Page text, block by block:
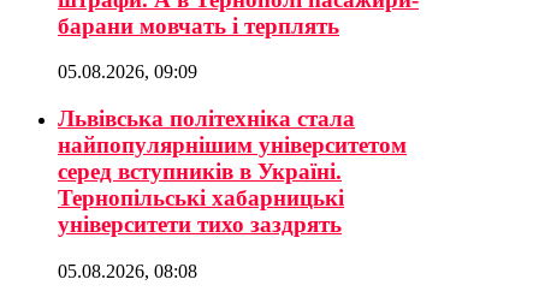
барани мовчать і терплять
05.08.2026, 09:09
Львівська політехніка стала
найпопулярнішим університетом
серед вступників в Україні.
Тернопільські хабарницькі
університети тихо заздрять
05.08.2026, 08:08